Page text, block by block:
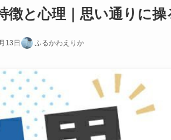
徴と心理｜思い通りに
13日 ふるかわえりか